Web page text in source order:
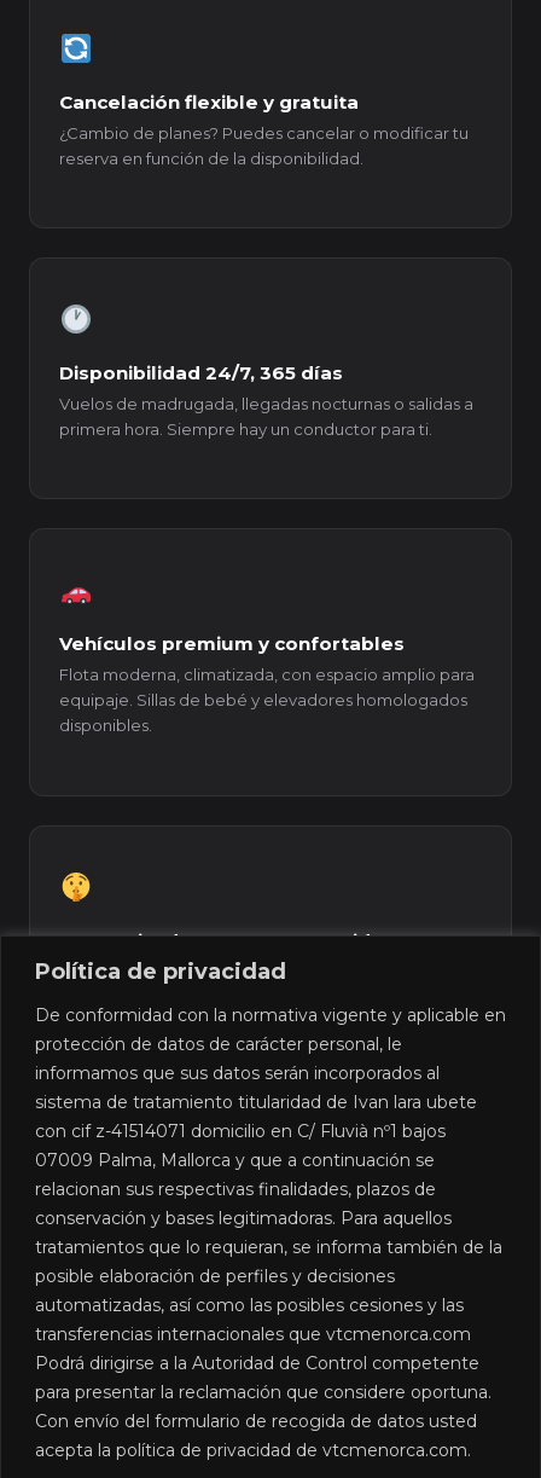
Política de privacidad
De conformidad con la normativa vigente y aplicable en
protección de datos de carácter personal, le
informamos que sus datos serán incorporados al
sistema de tratamiento titularidad de Ivan lara ubete
con cif z-41514071 domicilio en C/ Fluvià nº1 bajos
07009 Palma, Mallorca y que a continuación se
relacionan sus respectivas finalidades, plazos de
conservación y bases legitimadoras. Para aquellos
tratamientos que lo requieran, se informa también de la
posible elaboración de perfiles y decisiones
automatizadas, así como las posibles cesiones y las
transferencias internacionales que vtcmenorca.com
Podrá dirigirse a la Autoridad de Control competente
para presentar la reclamación que considere oportuna.
Con envío del formulario de recogida de datos usted
acepta la política de privacidad de vtcmenorca.com.
Cancelación flexible y gratuita
¿Cambio de planes? Puedes cancelar o modificar tu
reserva en función de la disponibilidad.
Disponibilidad 24/7, 365 días
Vuelos de madrugada, llegadas nocturnas o salidas a
primera hora. Siempre hay un conductor para ti.
Vehículos premium y confortables
Flota moderna, climatizada, con espacio amplio para
equipaje. Sillas de bebé y elevadores homologados
disponibles.
100% privado, nunca compartido
Tu vehículo es exclusivo para ti y tu grupo. Sin paradas,
DESTINOS
Destinos desde el aeropuerto
de Menorca
Transfers privados a cualquier punto de la isla.
Distancias y tiempos aproximados.